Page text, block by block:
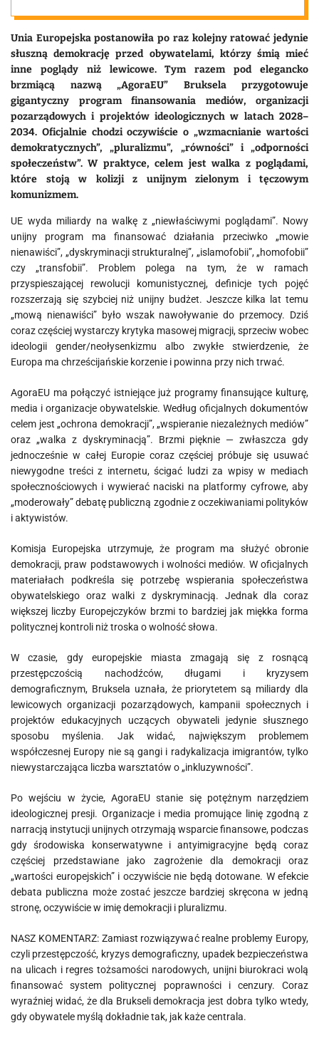
i poglądami”
Unia Europejska postanowiła po raz kolejny ratować jedynie
słuszną demokrację przed obywatelami, którzy śmią mieć
inne poglądy niż lewicowe. Tym razem pod elegancko
brzmiącą nazwą „AgoraEU” Bruksela przygotowuje
gigantyczny program finansowania mediów, organizacji
pozarządowych i projektów ideologicznych w latach 2028–
2034. Oficjalnie chodzi oczywiście o „wzmacnianie wartości
demokratycznych”, „pluralizmu”, „równości” i „odporności
społeczeństw”. W praktyce, celem jest walka z poglądami,
które stoją w kolizji z unijnym zielonym i tęczowym
komunizmem.
UE wyda miliardy na walkę z „niewłaściwymi poglądami”. Nowy
unijny program ma finansować działania przeciwko „mowie
nienawiści”, „dyskryminacji strukturalnej”, „islamofobii”, „homofobii”
czy „transfobii”. Problem polega na tym, że w ramach
przyspieszającej rewolucji komunistycznej, definicje tych pojęć
rozszerzają się szybciej niż unijny budżet. Jeszcze kilka lat temu
„mową nienawiści” było wszak nawoływanie do przemocy. Dziś
coraz częściej wystarczy krytyka masowej migracji, sprzeciw wobec
ideologii gender/neołysenkizmu albo zwykłe stwierdzenie, że
Europa ma chrześcijańskie korzenie i powinna przy nich trwać.
AgoraEU ma połączyć istniejące już programy finansujące kulturę,
media i organizacje obywatelskie. Według oficjalnych dokumentów
celem jest „ochrona demokracji”, „wspieranie niezależnych mediów”
oraz „walka z dyskryminacją”. Brzmi pięknie — zwłaszcza gdy
jednocześnie w całej Europie coraz częściej próbuje się usuwać
niewygodne treści z internetu, ścigać ludzi za wpisy w mediach
społecznościowych i wywierać naciski na platformy cyfrowe, aby
„moderowały” debatę publiczną zgodnie z oczekiwaniami polityków
i aktywistów.
Komisja Europejska utrzymuje, że program ma służyć obronie
demokracji, praw podstawowych i wolności mediów. W oficjalnych
materiałach podkreśla się potrzebę wspierania społeczeństwa
obywatelskiego oraz walki z dyskryminacją. Jednak dla coraz
większej liczby Europejczyków brzmi to bardziej jak miękka forma
politycznej kontroli niż troska o wolność słowa.
W czasie, gdy europejskie miasta zmagają się z rosnącą
przestępczością nachodźców, długami i kryzysem
demograficznym, Bruksela uznała, że priorytetem są miliardy dla
lewicowych organizacji pozarządowych, kampanii społecznych i
projektów edukacyjnych uczących obywateli jedynie słusznego
sposobu myślenia. Jak widać, największym problemem
współczesnej Europy nie są gangi i radykalizacja imigrantów, tylko
niewystarczająca liczba warsztatów o „inkluzywności”.
Po wejściu w życie, AgoraEU stanie się potężnym narzędziem
ideologicznej presji. Organizacje i media promujące linię zgodną z
narracją instytucji unijnych otrzymają wsparcie finansowe, podczas
gdy środowiska konserwatywne i antyimigracyjne będą coraz
częściej przedstawiane jako zagrożenie dla demokracji oraz
„wartości europejskich” i oczywiście nie będą dotowane. W efekcie
debata publiczna może zostać jeszcze bardziej skręcona w jedną
stronę, oczywiście w imię demokracji i pluralizmu.
NASZ KOMENTARZ: Zamiast rozwiązywać realne problemy Europy,
czyli przestępczość, kryzys demograficzny, upadek bezpieczeństwa
na ulicach i regres tożsamości narodowych, unijni biurokraci wolą
finansować system politycznej poprawności i cenzury. Coraz
wyraźniej widać, że dla Brukseli demokracja jest dobra tylko wtedy,
gdy obywatele myślą dokładnie tak, jak każe centrala.